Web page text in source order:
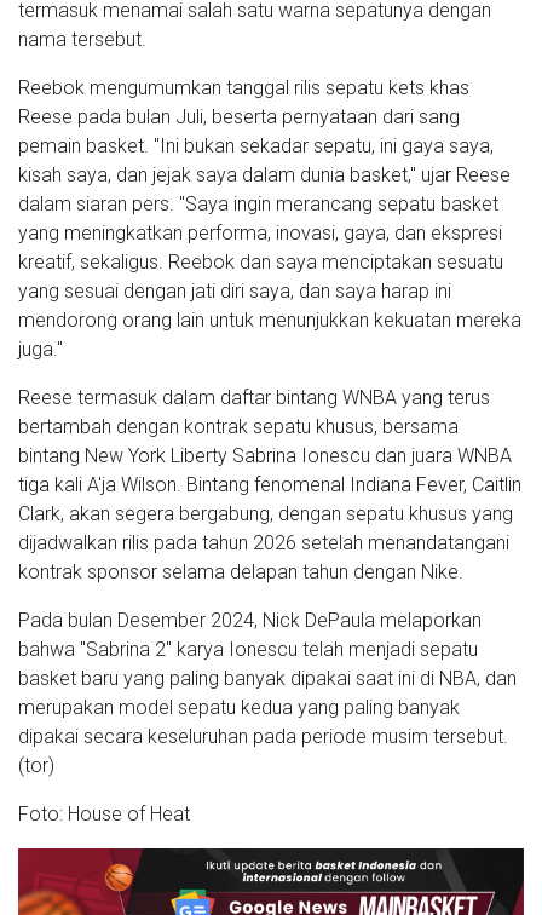
termasuk menamai salah satu warna sepatunya dengan
nama tersebut.
Reebok mengumumkan tanggal rilis sepatu kets khas
Reese pada bulan Juli, beserta pernyataan dari sang
pemain basket. "Ini bukan sekadar sepatu, ini gaya saya,
kisah saya, dan jejak saya dalam dunia basket," ujar Reese
dalam siaran pers. "Saya ingin merancang sepatu basket
yang meningkatkan performa, inovasi, gaya, dan ekspresi
kreatif, sekaligus. Reebok dan saya menciptakan sesuatu
yang sesuai dengan jati diri saya, dan saya harap ini
mendorong orang lain untuk menunjukkan kekuatan mereka
juga."
Reese termasuk dalam daftar bintang WNBA yang terus
bertambah dengan kontrak sepatu khusus, bersama
bintang New York Liberty Sabrina Ionescu dan juara WNBA
tiga kali A'ja Wilson. Bintang fenomenal Indiana Fever, Caitlin
Clark, akan segera bergabung, dengan sepatu khusus yang
dijadwalkan rilis pada tahun 2026 setelah menandatangani
kontrak sponsor selama delapan tahun dengan Nike.
Pada bulan Desember 2024, Nick DePaula melaporkan
bahwa "Sabrina 2" karya Ionescu telah menjadi sepatu
basket baru yang paling banyak dipakai saat ini di NBA, dan
merupakan model sepatu kedua yang paling banyak
dipakai secara keseluruhan pada periode musim tersebut.
(tor)
Foto: House of Heat